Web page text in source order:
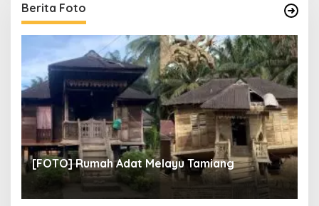
Berita Foto
[FOTO] Rumah Adat Melayu Tamiang